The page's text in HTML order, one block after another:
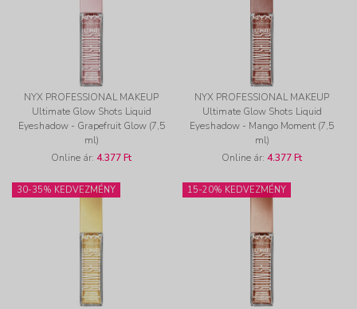
NYX PROFESSIONAL MAKEUP
Ultimate Glow Shots Liquid
Eyeshadow - Grapefruit Glow (7,5
ml)
Online ár: 4.377 Ft
NYX PROFESSIONAL MAKEUP
Ultimate Glow Shots Liquid
Eyeshadow - Mango Moment (7,5
ml)
Online ár: 4.377 Ft
30-35% KEDVEZMÉNY 15-20% KEDVEZMÉNY